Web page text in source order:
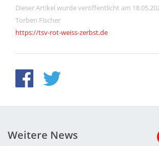
Dieser Artikel wurde veröffentlicht am
Torben Fischer
https://tsv-rot-weiss-zerbst.de
Weitere News